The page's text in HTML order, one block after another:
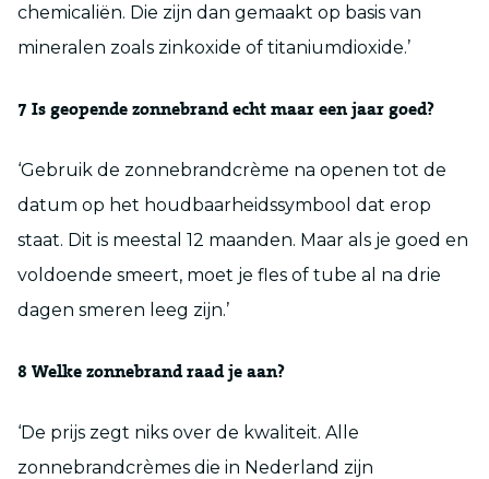
chemicaliën. Die zijn dan gemaakt op basis van
mineralen zoals zinkoxide of titaniumdioxide.’
7 Is geopende zonnebrand echt maar een jaar goed?
‘Gebruik de zonnebrandcrème na openen tot de
datum op het houdbaarheidssymbool dat erop
staat. Dit is meestal 12 maanden. Maar als je goed en
voldoende smeert, moet je fles of tube al na drie
dagen smeren leeg zijn.’
8 Welke zonnebrand raad je aan?
‘De prijs zegt niks over de kwaliteit. Alle
zonnebrandcrèmes die in Nederland zijn